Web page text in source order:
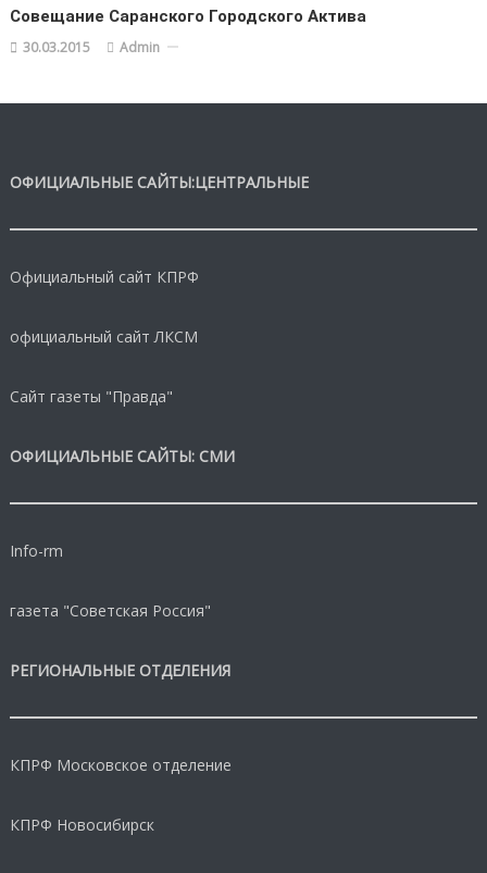
Совещание Саранского Городского Актива
30.03.2015 Admin
ОФИЦИАЛЬНЫЕ САЙТЫ:ЦЕНТРАЛЬНЫЕ
Официальный сайт КПРФ
официальный сайт ЛКСМ
Сайт газеты "Правда"
ОФИЦИАЛЬНЫЕ САЙТЫ: СМИ
Info-rm
газета "Советская Россия"
РЕГИОНАЛЬНЫЕ ОТДЕЛЕНИЯ
КПРФ Московское отделение
КПРФ Новосибирск